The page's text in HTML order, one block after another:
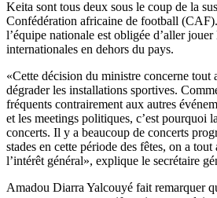
Keita sont tous deux sous le coup de la
Confédération africaine de football
l’équipe nationale est obligée d’aller
internationales en dehors du pays.
«Cette décision du ministre concerne tout
dégrader les installations sportives.
fréquents contrairement aux autres
et les meetings politiques, c’est pourquoi
concerts. Il y a beaucoup de concerts
stades en cette période des fêtes, on a
l’intérêt général», explique le secrétaire
Amadou Diarra Yalcouyé fait remarquer